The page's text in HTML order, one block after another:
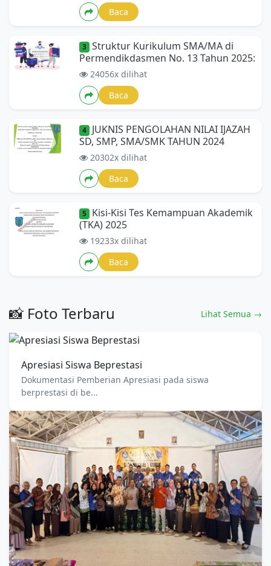
Baca
3 Struktur Kurikulum SMA/MA di
Permendikdasmen No. 13 Tahun 2025:
24056x dilihat
Baca
4
JUKNIS PENGOLAHAN NILAI IJAZAH
SD, SMP, SMA/SMK TAHUN 2024
20302x dilihat
Baca
5
Kisi-Kisi Tes Kemampuan Akademik
(TKA) 2025
19233x dilihat
Baca
📸 Foto Terbaru Lihat Semua →
Apresiasi Siswa Beprestasi
Dokumentasi Pemberian Apresiasi pada siswa
berprestasi di be...